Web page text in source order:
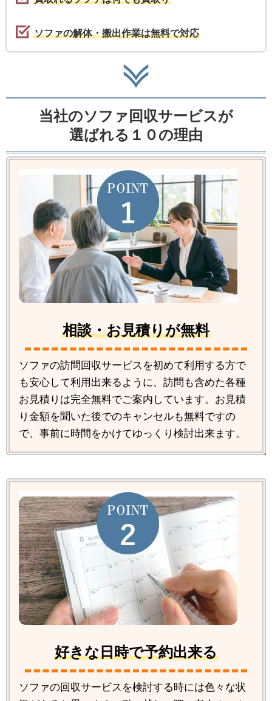
ソファの解体・搬出作業は無料で対応
当社のソファ回収サービスが
選ばれる１０の理由
相談・お見積りが無料
ソファの訪問回収サービスを初めて利用する方で
も安心して利用出来るように、訪問も含めた各種
お見積りは完全無料でご案内しています。お見積
り金額を聞いた後でのキャンセルも無料ですの
で、事前に時間をかけてゆっくり検討出来ます。
好きな日時で予約出来る
ソファの回収サービスを検討する時には色々な状